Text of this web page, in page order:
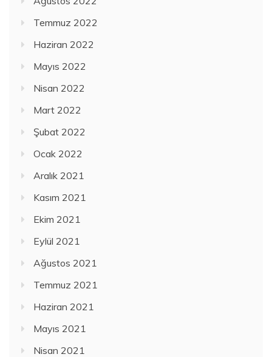
Temmuz 2022
Haziran 2022
Mayıs 2022
Nisan 2022
Mart 2022
Şubat 2022
Ocak 2022
Aralık 2021
Kasım 2021
Ekim 2021
Eylül 2021
Ağustos 2021
Temmuz 2021
Haziran 2021
Mayıs 2021
Nisan 2021